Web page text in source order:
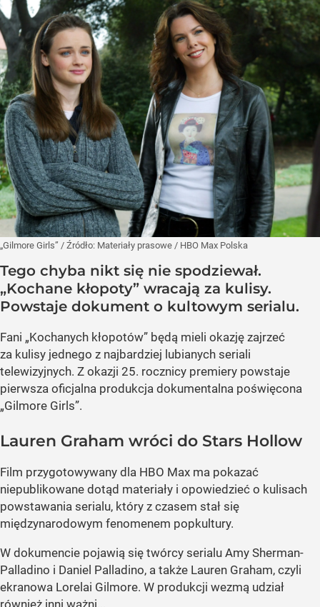
„Gilmore Girls” / Źródło: Materiały prasowe / HBO Max Polska
Tego chyba nikt się nie spodziewał.
„Kochane kłopoty” wracają za kulisy.
Powstaje dokument o kultowym serialu.
Fani „Kochanych kłopotów” będą mieli okazję zajrzeć
za kulisy jednego z najbardziej lubianych seriali
telewizyjnych. Z okazji 25. rocznicy premiery powstaje
pierwsza oficjalna produkcja dokumentalna poświęcona
„Gilmore Girls”.
Lauren Graham wróci do Stars Hollow
Film przygotowywany dla HBO Max ma pokazać
niepublikowane dotąd materiały i opowiedzieć o kulisach
powstawania serialu, który z czasem stał się
międzynarodowym fenomenem popkultury.
W dokumencie pojawią się twórcy serialu Amy Sherman-
Palladino i Daniel Palladino, a także Lauren Graham, czyli
ekranowa Lorelai Gilmore. W produkcji wezmą udział